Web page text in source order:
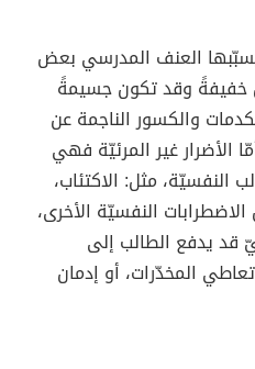
العنف المدرسي بعض
خفيفةً وقد تكون جسيمةً
والكسور الناجمة عن
الأضرار غير المرئيّة فهي
مثل: الاكتئاب،
النفسيّة الأخرى،
قد يدفع الطالب إلى
المخدّرات، أو إدمان